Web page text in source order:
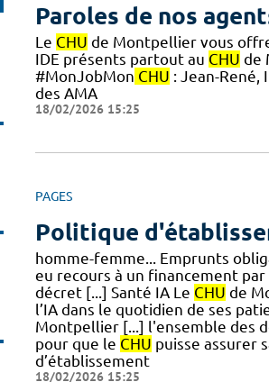
Paroles de nos
Le CHU de Montpellier vous
IDE présents partout au CHU de
#MonJobMon CHU : Jean-
des AMA
18/02/2026 15:25
PAGES
Politique
homme-femme... Emprunts
eu recours à un financement
décret [...] Santé IA Le CHU de
l’IA dans le quotidien de ses
Montpellier [...] l'ensemble des
pour que le CHU puisse assurer
d’établissement
18/02/2026 15:25